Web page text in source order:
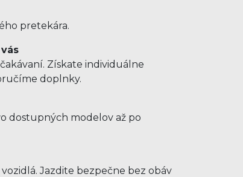
pretekára.
Získate individuálne
doplnky.
dostupných modelov až po
Jazdite bezpečne bez obáv